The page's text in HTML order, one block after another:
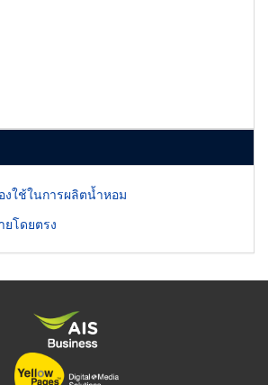
งใช้ในการผลิตน้ำหอม
ยโดยตรง